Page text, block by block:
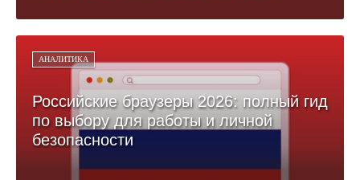
АНАЛИТИКА
Российские браузеры 2026: полный гид
по выбору для работы и личной
безопасности